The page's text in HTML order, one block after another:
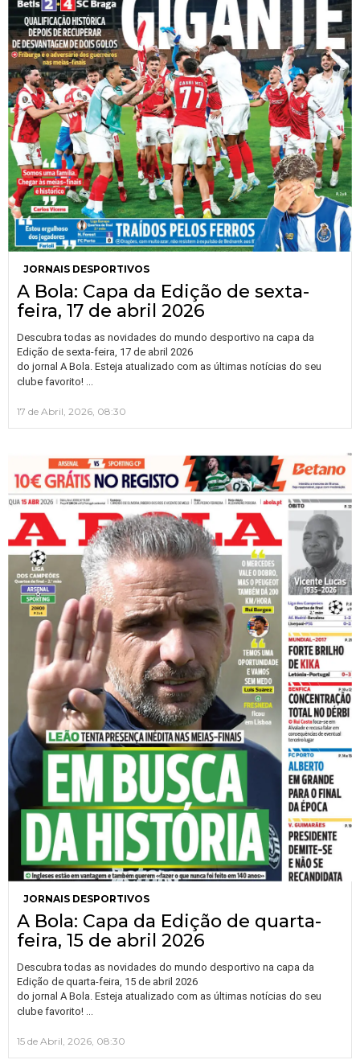
JORNAIS DESPORTIVOS
A Bola: Capa da Edição de sexta-
feira, 17 de abril 2026
Descubra todas as novidades do mundo desportivo na capa da
Edição de sexta-feira, 17 de abril 2026
do jornal A Bola. Esteja atualizado com as últimas notícias do seu
clube favorito!
17 de Abril, 2026, 08:30
JORNAIS DESPORTIVOS
A Bola: Capa da Edição de quarta-
feira, 15 de abril 2026
Descubra todas as novidades do mundo desportivo na capa da
Edição de quarta-feira, 15 de abril 2026
do jornal A Bola. Esteja atualizado com as últimas notícias do seu
clube favorito! …
15 de Abril, 2026, 08:30